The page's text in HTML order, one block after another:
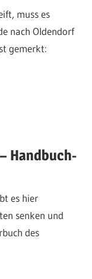
muss es
nach Oldendorf
gemerkt:
Handbuch-
es hier
senken und
des